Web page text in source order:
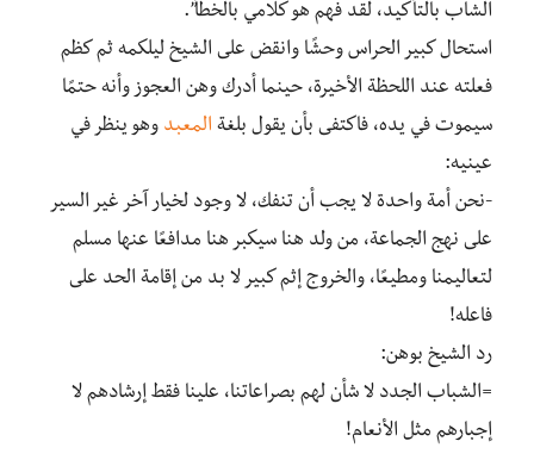
الشاب بالتأكيد، لقد فهم هو كلامي بالخطأ”.
استحال كبير الحراس وحشًا وانقض على الشيخ ليلكمه ثم كظم
فعلته عند اللحظة الأخيرة، حينما أدرك وهن العجوز وأنه حتمًا
سيموت في يده، فاكتفى بأن يقول بلغة المعبد وهو ينظر في
عينيه:
-نحن أمة واحدة لا يجب أن تنفك، لا وجود لخيار آخر غير السير
على نهج الجماعة، من ولد هنا سيكبر هنا مدافعًا عنها مسلم
لتعاليمنا ومطيعًا، والخروج إثم كبير لا بد من إقامة الحد على
فاعله!
رد الشيخ بوهن:
=الشباب الجدد لا شأن لهم بصراعاتنا، علينا فقط إرشادهم لا
إجبارهم مثل الأنعام!